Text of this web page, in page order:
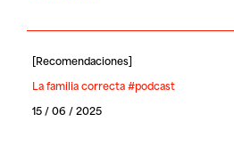
[Recomendaciones]
La familia correcta #podcast
15 / 06 / 2025